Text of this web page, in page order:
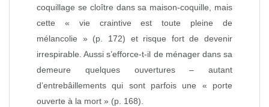
coquillage se cloître dans sa maison‑coquille, mais
cette « vie craintive est toute pleine de
mélancolie » (p. 172) et risque fort de devenir
irrespirable. Aussi s’efforce‑t‑il de ménager dans sa
demeure quelques ouvertures – autant
d’entrebâillements qui sont parfois une « porte
ouverte à la mort » (p. 168).